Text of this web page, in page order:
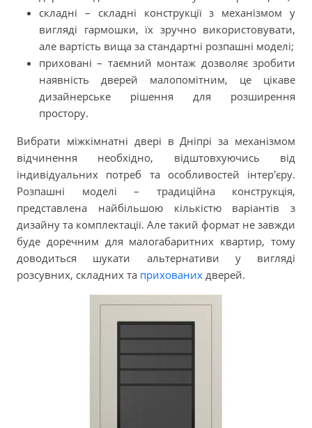
складні – складні конструкції з механізмом у
вигляді гармошки, їх зручно використовувати,
але вартість вища за стандартні розпашні моделі;
приховані – таємний монтаж дозволяє зробити
наявність дверей малопомітним, це цікаве
дизайнерське рішення для розширення
простору.
Вибрати міжкімнатні двері в Дніпрі за механізмом
відчинення необхідно, відштовхуючись від
індивідуальних потреб та особливостей інтер'єру.
Розпашні моделі – традиційна конструкція,
представлена найбільшою кількістю варіантів з
дизайну та комплектації. Але такий формат не завжди
буде доречним для малогабаритних квартир, тому
доводиться шукати альтернативи у вигляді
розсувних, складних та прихованих дверей.